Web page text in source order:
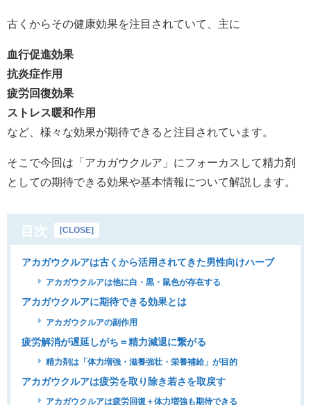
古くからその健康効果を注目されていて、主に
血行促進効果
抗炎症作用
疲労回復効果
ストレス暖和作用
など、様々な効果が期待できると注目されています。
そこで今回は「アカガウクルア」にフォーカスして精力剤
としての期待できる効果や基本情報について解説します。
目次 [CLOSE]
アカガウクルアは古くから活用されてきた男性向けハーブ
アカガウクルアは他に白・黒・鼠色が存在する
アカガウクルアに期待できる効果とは
アカガウクルアの副作用
疲労解消が遅延しがち＝精力減退に繋がる
精力剤は「体力増強・滋養強壮・栄養補給」が目的
アカガウクルアは疲労を取り除き若さを取戻す
アカガウクルアは疲労回復＋体力増強も期待できる